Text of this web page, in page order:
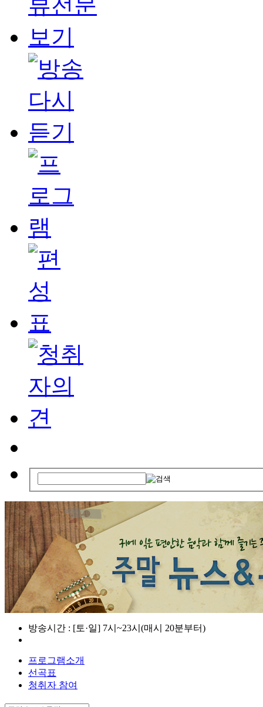
방송시간 : [토·일] 7시~23시(매시 20분부터)
프로그램소개
선곡표
청취자 참여